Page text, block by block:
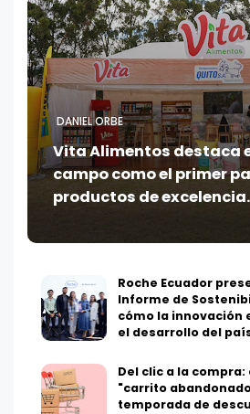
DANIEL ORBE
Vita Alimentos destaca
campo como el primer
productos de excelencia.
Roche Ecuador
Informe de
cómo la innovación
el desarrollo del
Del clic a la
"carrito
temporada de